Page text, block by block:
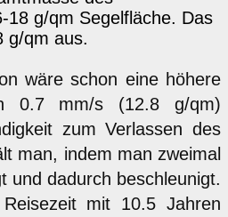
18 g/qm Segelfläche. Das
g/qm aus.
wäre schon eine höhere
0.7 mm/s (12.8 g/qm)
zum Verlassen des
man, indem man zweimal
und dadurch beschleunigt.
mit 10.5 Jahren